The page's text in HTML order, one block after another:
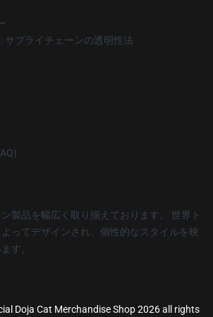
サプライチェーンの透明性法
製品を幅広く取り揃えております。 世界ト
ってデザインされ、個性的なスタイルを映
す。
Doja Cat Merchandise Shop 2026 all rights